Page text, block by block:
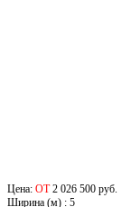
Цена: ОТ 2 026 500 руб.
Ширина (м) : 5